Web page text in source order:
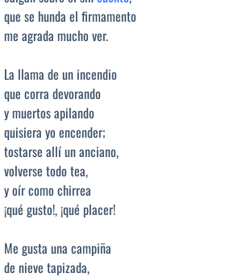
que se hunda el firmamento
me agrada mucho ver.
La llama de un incendio
que corra devorando
y muertos apilando
quisiera yo encender;
tostarse allí un anciano,
volverse todo tea,
y oír como chirrea
¡qué gusto!, ¡qué placer!
Me gusta una campiña
de nieve tapizada,